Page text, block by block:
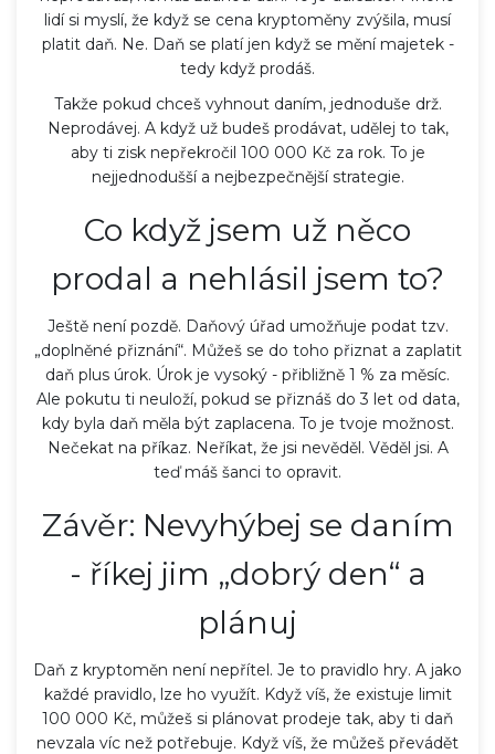
lidí si myslí, že když se cena kryptoměny zvýšila, musí
platit daň. Ne. Daň se platí jen když se mění majetek -
tedy když prodáš.
Takže pokud chceš vyhnout daním, jednoduše drž.
Neprodávej. A když už budeš prodávat, udělej to tak,
aby ti zisk nepřekročil 100 000 Kč za rok. To je
nejjednodušší a nejbezpečnější strategie.
Co když jsem už něco
prodal a nehlásil jsem to?
Ještě není pozdě. Daňový úřad umožňuje podat tzv.
„doplněné přiznání“. Můžeš se do toho přiznat a zaplatit
daň plus úrok. Úrok je vysoký - přibližně 1 % za měsíc.
Ale pokutu ti neuloží, pokud se přiznáš do 3 let od data,
kdy byla daň měla být zaplacena. To je tvoje možnost.
Nečekat na příkaz. Neříkat, že jsi nevěděl. Věděl jsi. A
teď máš šanci to opravit.
Závěr: Nevyhýbej se daním
- říkej jim „dobrý den“ a
plánuj
Daň z kryptoměn není nepřítel. Je to pravidlo hry. A jako
každé pravidlo, lze ho využít. Když víš, že existuje limit
100 000 Kč, můžeš si plánovat prodeje tak, aby ti daň
nevzala víc než potřebuje. Když víš, že můžeš převádět